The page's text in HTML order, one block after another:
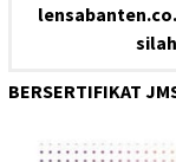
BERSERTIFIKAT